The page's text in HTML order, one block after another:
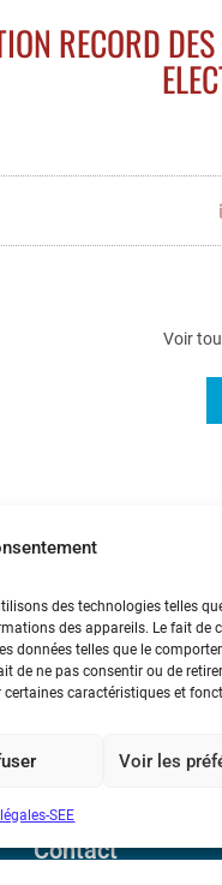
des technologies telles
des appareils. Le fait de
données telles que le
de ne pas consentir ou de
caractéristiques et
Voir les
SEE
RECORD
Voir
Bicentenaire des
Ampère
Conditions
Mentions légales
Contact